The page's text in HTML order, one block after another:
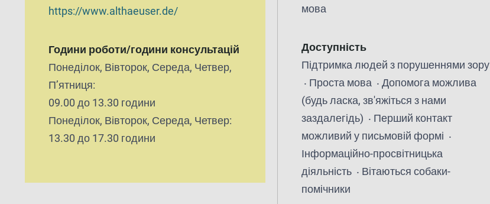
https://www.althaeuser.de/
Години роботи/години консультацій
Понеділок, Вівторок, Середа, Четвер,
П’ятниця:
09.00 до 13.30 години
Понеділок, Вівторок, Середа, Четвер:
13.30 до 17.30 години
мова
Доступність
Підтримка людей з порушеннями зору
Проста мова
Допомога можлива
(будь ласка, зв'яжіться з нами
заздалегідь)
Перший контакт
можливий у письмовій формі
Інформаційно-просвітницька
діяльність
Вітаються собаки-
помічники